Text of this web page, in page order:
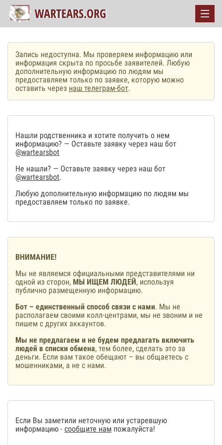
Запись недоступна. Мы проверяем информацию или
информация скрыта по просьбе заявителей. Любую
дополнительную информацию по людям мы
предоставляем только по заявке, которую можно
оставить через наш телеграм-бот.
Нашли родственника и хотите получить о нем
информацию? — Оставьте заявку через наш бот
@wartearsbot
Не нашли? — Оставьте заявку через наш бот
@wartearsbot.
Любую дополнительную информацию по людям мы
предоставляем только по заявке.
ВНИМАНИЕ!
Мы не являемся официальными представителями ни
одной из сторон, МЫ ИЩЕМ ЛЮДЕЙ, используя
публично размещенную информацию.
Бот – единственный способ связи с нами. Мы не
располагаем своими колл-центрами, мы не звоним и не
пишем с других аккаунтов.
Мы не предлагаем и не будем предлагать включить
людей в списки обмена, тем более, сделать это за
деньги. Если вам такое обещают – вы общаетесь с
мошенниками, а не с нами.
Если Вы заметили неточную или устаревшую
информацию - сообщите нам пожалуйста!